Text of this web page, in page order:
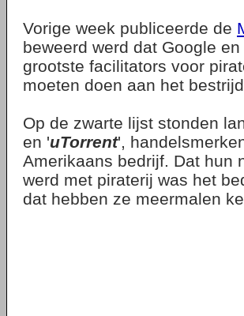
Vorige week publiceerde de
beweerd werd dat Google
grootste facilitators voor
moeten doen aan het
Op de zwarte lijst stonden
en 'uTorrent',
Amerikaans bedrijf. Dat hun
werd met piraterij was het
dat hebben ze meermalen